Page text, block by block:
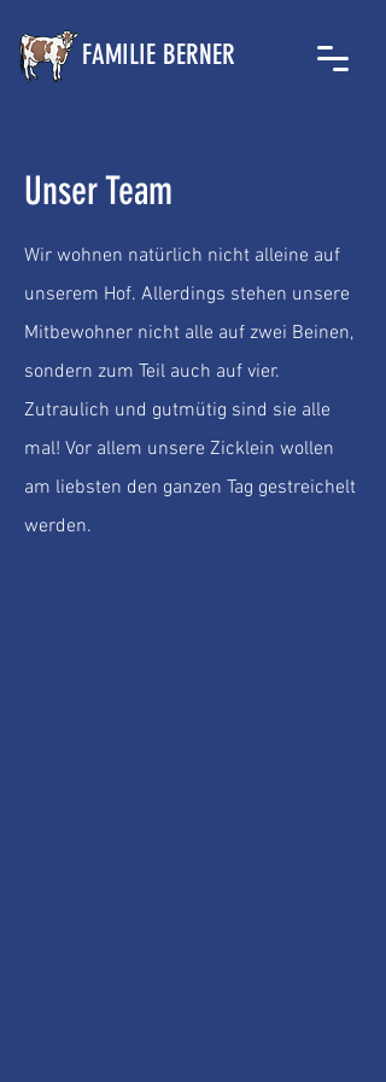
FAMILIE BERNER
Unser Team
Wir wohnen natürlich nicht alleine auf
unserem Hof. Allerdings stehen unsere
Mitbewohner nicht alle auf zwei Beinen,
sondern zum Teil auch auf vier.
Zutraulich und gutmütig sind sie alle
mal! Vor allem unsere Zicklein wollen
am liebsten den ganzen Tag gestreichelt
werden.